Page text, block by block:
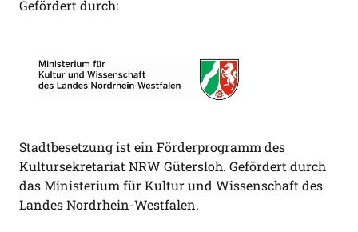
Gefördert durch:
Stadtbesetzung ist ein Förderprogramm des
Kultursekretariat NRW Gütersloh. Gefördert durch
das Ministerium für Kultur und Wissenschaft des
Landes Nordrhein-Westfalen.